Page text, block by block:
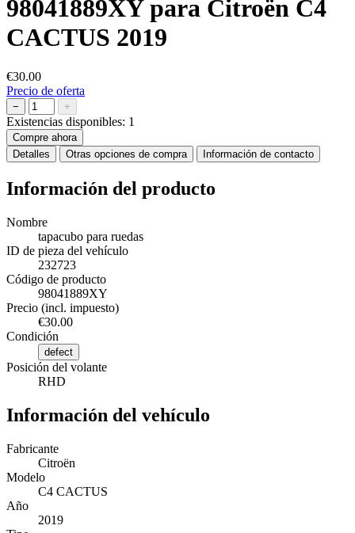
98041889XY para Citroën C4
CACTUS 2019
€30.00
Precio de oferta
− +
Existencias disponibles: 1
Compre ahora
Detalles
Otras opciones de compra Información de contacto
Información del producto
Nombre
tapacubo para ruedas
ID de pieza del vehículo
232723
Código de producto
98041889XY
Precio (incl. impuesto)
€30.00
Condición
defect
Posición del volante
RHD
Información del vehículo
Fabricante
Citroën
Modelo
C4 CACTUS
Año
2019